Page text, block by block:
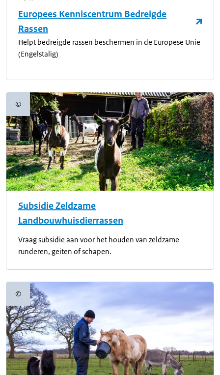
Europees Kenniscentrum Bedreigde
Rassen
Helpt bedreigde rassen beschermen in de Europese Unie
(Engelstalig)
©Copyrightinformatie
Subsidie Zeldzame
Landbouwhuisdierrassen
Vraag subsidie aan voor het houden van zeldzame
runderen, geiten of schapen.
©Copyrightinformatie